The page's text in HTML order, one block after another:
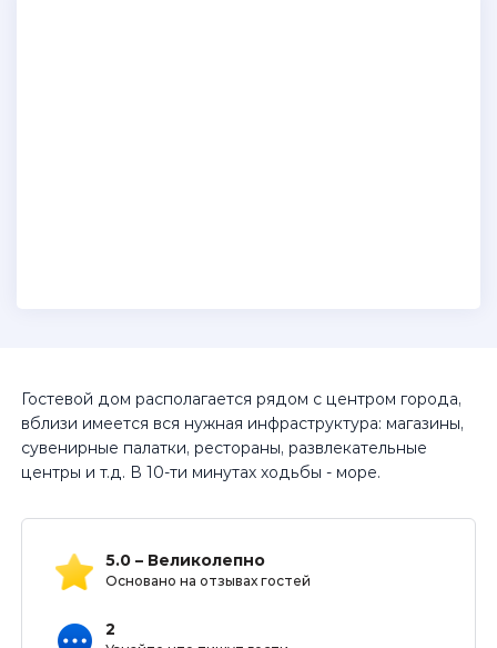
Гостевой дом располагается рядом с центром города,
вблизи имеется вся нужная инфраструктура: магазины,
сувенирные палатки, рестораны, развлекательные
центры и т.д. В 10-ти минутах ходьбы - море.
5.0 – Великолепно
Основано на отзывах гостей
2